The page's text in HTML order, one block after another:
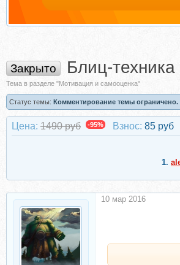
Закрыто Блиц-
Тема в разделе "Мотивация и самооценка"
Статус темы: Комментирование темы ограничено.
Цена: 1490 руб -95% Взнос: 85 руб
1.
10 мар 2016